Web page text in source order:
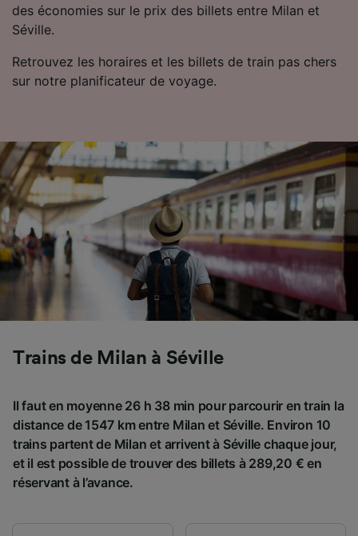
des économies sur le prix des billets entre Milan et
Séville.
Retrouvez les horaires et les billets de train pas chers
sur notre planificateur de voyage.
Trains de Milan à Séville
Il faut en moyenne 26 h 38 min pour parcourir en train la
distance de 1547 km entre Milan et Séville. Environ 10
trains partent de Milan et arrivent à Séville chaque jour,
et il est possible de trouver des billets à 289,20 € en
réservant à l’avance.